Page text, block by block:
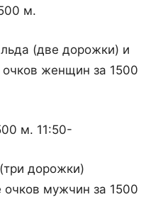
м.
(две дорожки) и
женщин за 1500
м. 11:50-
дорожки)
мужчин за 1500